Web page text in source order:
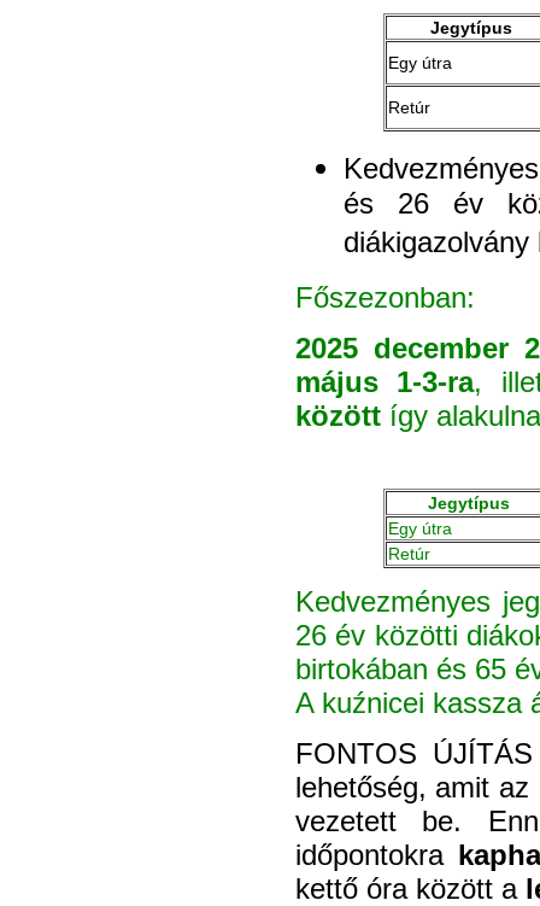
Jegytípus
Egy útra
Retúr
és 26 év
Főszezonban:
2025 december
május 1-3-ra,
közöttígy
Jegytípus
Egy útra
Retúr
Kedvezményes
26 év közötti
birtokában és 65
A kuźnicei kassza
FONTOS
lehetőség, amit
vezetett be.
időpontokra
kettő óra között a